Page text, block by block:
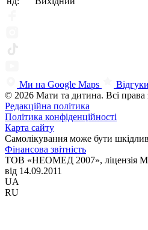
Ми на Google Maps
© 2026 Мати та дитина. Всі права
Редакційна політика
Політика конфіденційності
Карта сайту
Самолікування може бути
Фінансова звітність
ТОВ «НЕОМЕД 2007», ліцензія
від 14.09.2011
UA
RU